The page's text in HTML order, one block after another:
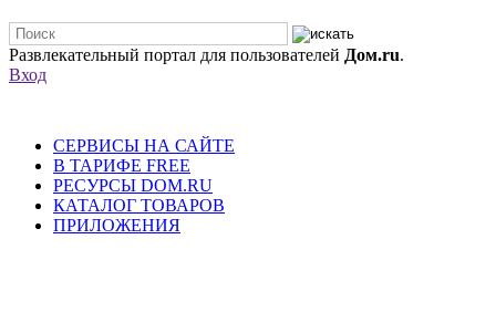
Развлекательный портал для пользователей Дом.ru.
Вход
СЕРВИСЫ НА САЙТЕ
В ТАРИФЕ FREE
РЕСУРСЫ DOM.RU
КАТАЛОГ ТОВАРОВ
ПРИЛОЖЕНИЯ